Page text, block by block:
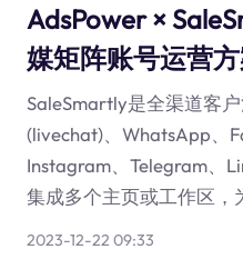
AdsPower ×
媒矩阵账号运营
SaleSmartly是全渠道客
(livechat)、WhatsApp、
Instagram、Telegram、
集成多个主页或工作区，
2023-12-22 09:33